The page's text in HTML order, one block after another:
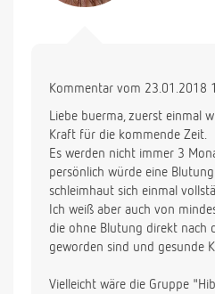
Kommentar vom 23.01.2018
Liebe buerma, zuerst einmal
Kraft für die kommende Zeit.
Es werden nicht immer 3
persönlich würde eine
schleimhaut sich einmal
Ich weiß aber auch von
die ohne Blutung direkt nach
geworden sind und gesunde
Vielleicht wäre die Gruppe